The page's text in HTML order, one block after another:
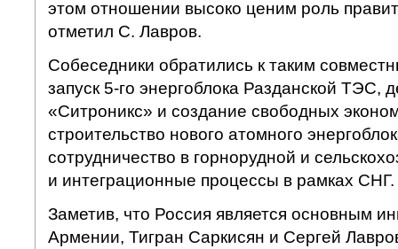
этом отношении высоко ценим роль
отметил С. Лавров.
Собеседники обратились к таким
запуск 5-го энергоблока Разданской ТЭС,
«Ситроникс» и создание свободных
строительство нового атомного
сотрудничество в горнорудной и
и интеграционные процессы в рамках СНГ.
Заметив, что Россия является основным
Армении, Тигран Саркисян и Сергей